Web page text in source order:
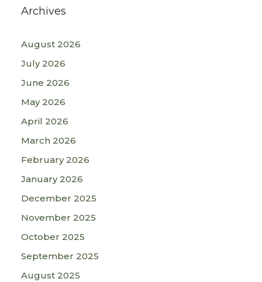
Archives
August 2026
July 2026
June 2026
May 2026
April 2026
March 2026
February 2026
January 2026
December 2025
November 2025
October 2025
September 2025
August 2025